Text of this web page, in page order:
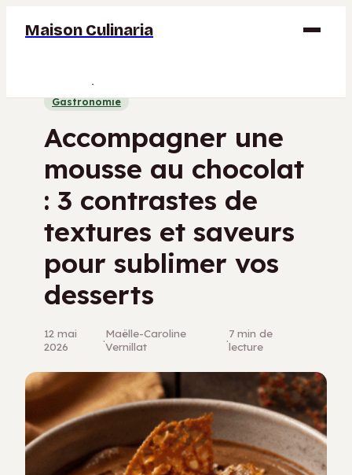
Maison Culinaria
Gastronomie
Gastronomie
Accompagner une
mousse au chocolat
: 3 contrastes de
textures et saveurs
pour sublimer vos
desserts
12 mai
2026
·Maëlle-Caroline
Vernillat
·7 min de
lecture